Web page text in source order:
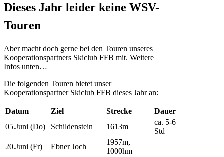
Dieses Jahr leider keine WSV-
Touren
Aber macht doch gerne bei den Touren unseres
Kooperationspartners Skiclub FFB mit. Weitere
Infos unten…
Die folgenden Touren bietet unser
Kooperationspartner Skiclub FFB dieses Jahr an:
Datum Ziel Strecke
Dauer
05.Juni (Do)
Schildenstein 1613m
ca. 5-6
Std
20.Juni (Fr)
Ebner Joch
1957m,
1000hm